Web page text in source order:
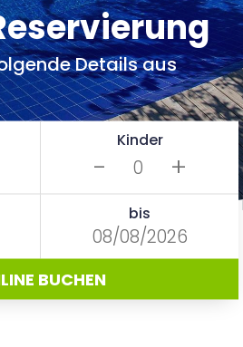
Details aus
Kinder
- +
bis
BUCHEN